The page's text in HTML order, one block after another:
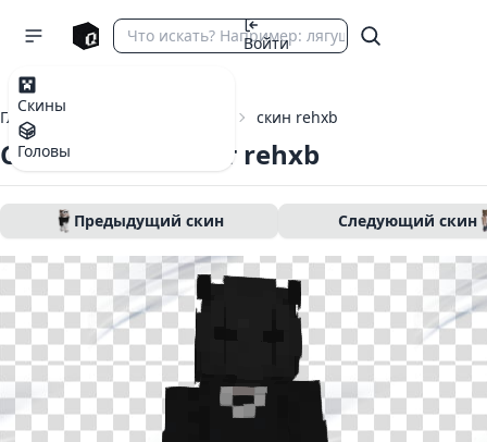
Скины
Головы
Войти
Главная скин rehxb
Скин Майнкрафт rehxb
Предыдущий скин Следующий скин